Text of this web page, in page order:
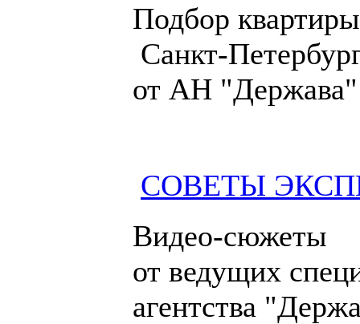
Подбор
Санкт-
от АН "Держава"
СОВЕТЫ
Видео-сюжеты
от ведущих
агентства